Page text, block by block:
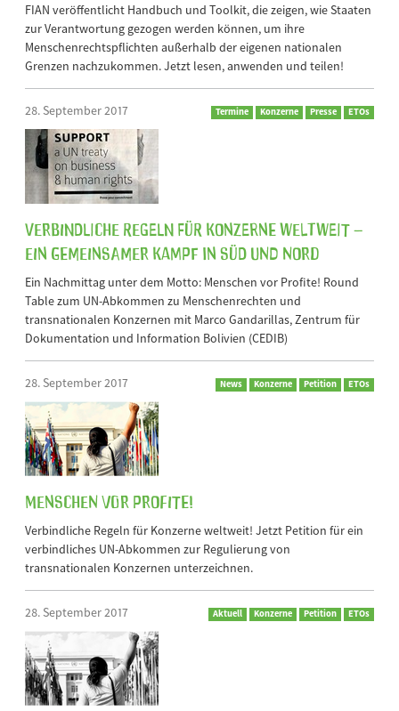
FIAN veröffentlicht Handbuch und Toolkit, die zeigen, wie Staaten
zur Verantwortung gezogen werden können, um ihre
Menschenrechtspflichten außerhalb der eigenen nationalen
Grenzen nachzukommen. Jetzt lesen, anwenden und teilen!
28. September 2017 Termine Konzerne Presse ETOs
Verbindliche Regeln für Konzerne weltweit –
ein gemeinsamer Kampf in Süd und Nord
Ein Nachmittag unter dem Motto: Menschen vor Profite! Round
Table zum UN-Abkommen zu Menschenrechten und
transnationalen Konzernen mit Marco Gandarillas, Zentrum für
Dokumentation und Information Bolivien (CEDIB)
28. September 2017 News Konzerne Petition ETOs
Menschen vor Profite!
Verbindliche Regeln für Konzerne weltweit! Jetzt Petition für ein
verbindliches UN-Abkommen zur Regulierung von
transnationalen Konzernen unterzeichnen.
28. September 2017 Aktuell Konzerne Petition ETOs